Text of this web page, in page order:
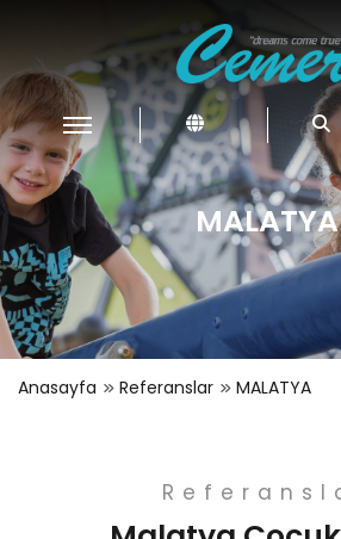
MALATYA
Anasayfa Referanslar MALATYA